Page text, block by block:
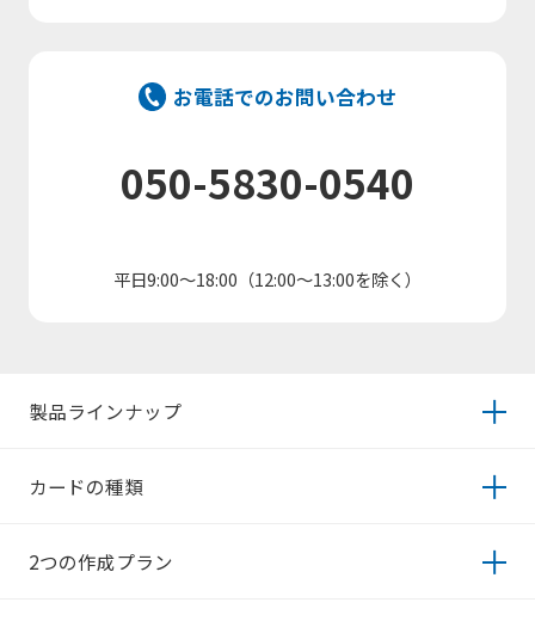
お電話でのお問い合わせ
050-5830-0540
平日9:00～18:00（12:00～13:00を除く）
製品ラインナップ
カードの種類
2つの作成プラン